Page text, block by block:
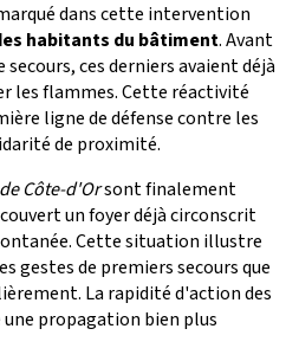
dans cette intervention
habitants du bâtiment. Avant
ces derniers avaient déjà
les flammes. Cette réactivité
ligne de défense contre les
de proximité.
Côte-d'Orsont finalement
un foyer déjà circonscrit
Cette situation illustre
gestes de premiers secours que
La rapidité d'action des
propagation bien plus